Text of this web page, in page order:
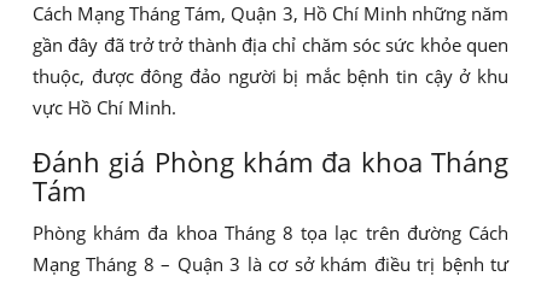
Cách Mạng Tháng Tám, Quận 3, Hồ Chí Minh những năm
gần đây đã trở trở thành địa chỉ chăm sóc sức khỏe quen
thuộc, được đông đảo người bị mắc bệnh tin cậy ở khu
vực Hồ Chí Minh.
Đánh giá Phòng khám đa khoa Tháng
Tám
Phòng khám đa khoa Tháng 8 tọa lạc trên đường Cách
Mạng Tháng 8 – Quận 3 là cơ sở khám điều trị bệnh tư